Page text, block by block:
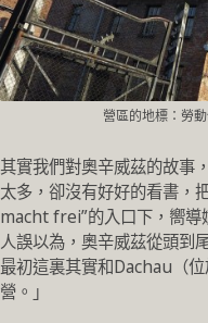
營區的地標：勞
其實我們對奧辛威茲的故事
太多，卻沒有好好的看書，
macht frei”的入口下，嚮導
人誤以為，奧辛威茲從頭到
最初這裏其實和Dachau（
營。」